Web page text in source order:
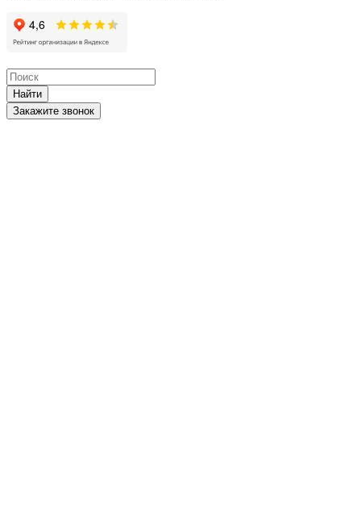
Найти
Закажите звонок